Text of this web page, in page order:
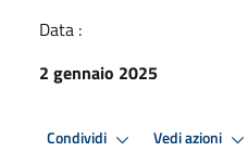
Data :
2 gennaio 2025
Condividi Vedi azioni